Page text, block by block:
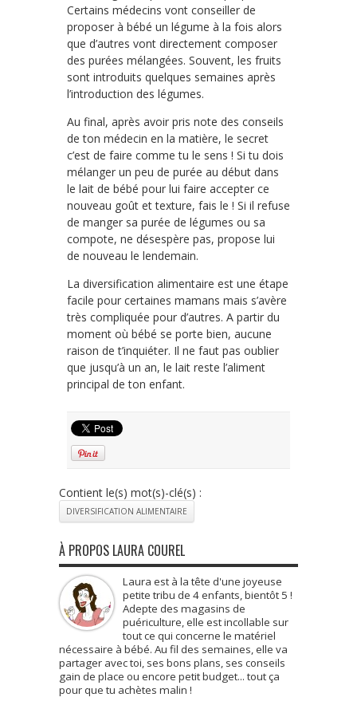
Certains médecins vont conseiller de
proposer à bébé un légume à la fois alors
que d’autres vont directement composer
des purées mélangées. Souvent, les fruits
sont introduits quelques semaines après
l’introduction des légumes.
Au final, après avoir pris note des conseils
de ton médecin en la matière, le secret
c’est de faire comme tu le sens ! Si tu dois
mélanger un peu de purée au début dans
le lait de bébé pour lui faire accepter ce
nouveau goût et texture, fais le ! Si il refuse
de manger sa purée de légumes ou sa
compote, ne désespère pas, propose lui
de nouveau le lendemain.
La diversification alimentaire est une étape
facile pour certaines mamans mais s’avère
très compliquée pour d’autres. A partir du
moment où bébé se porte bien, aucune
raison de t’inquiéter. Il ne faut pas oublier
que jusqu’à un an, le lait reste l’aliment
principal de ton enfant.
Contient le(s) mot(s)-clé(s) :
DIVERSIFICATION ALIMENTAIRE
À PROPOS LAURA COUREL
Laura est à la tête d'une joyeuse
petite tribu de 4 enfants, bientôt 5 !
Adepte des magasins de
puériculture, elle est incollable sur
tout ce qui concerne le matériel
nécessaire à bébé. Au fil des semaines, elle va
partager avec toi, ses bons plans, ses conseils
gain de place ou encore petit budget... tout ça
pour que tu achètes malin !